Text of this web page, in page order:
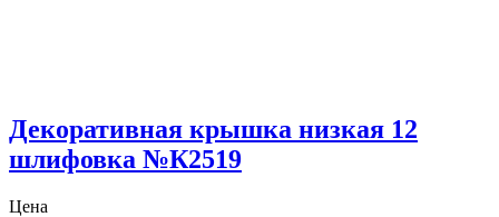
Декоративная крышка низкая 12
шлифовка №К2519
Цена